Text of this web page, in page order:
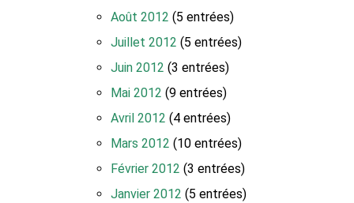
Août 2012 (5 entrées)
Juillet 2012 (5 entrées)
Juin 2012 (3 entrées)
Mai 2012 (9 entrées)
Avril 2012 (4 entrées)
Mars 2012 (10 entrées)
Février 2012 (3 entrées)
Janvier 2012 (5 entrées)